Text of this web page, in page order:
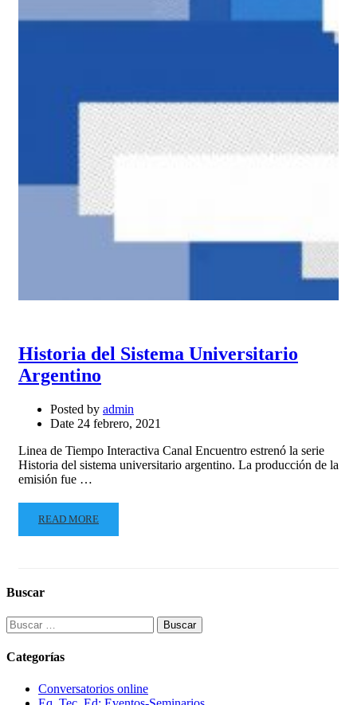
Historia del Sistema Universitario
Argentino
Posted by admin
Date 24 febrero, 2021
Linea de Tiempo Interactiva Canal Encuentro estrenó la serie
Historia del sistema universitario argentino. La producción de la
emisión fue …
READ MORE
Buscar
Buscar:
Categorías
Conversatorios online